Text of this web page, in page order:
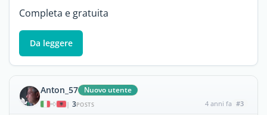
Completa e gratuita
Da leggere
Anton_57 Nuovo utente
| 3POSTS 4 anni fa #3